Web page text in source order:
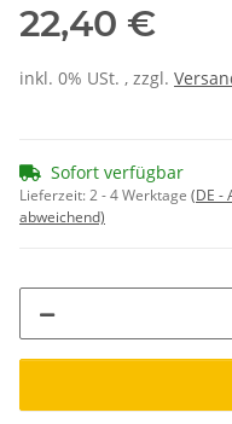
22,40 €
inkl. 0% USt. , zzgl.
Sofort verfügbar
Lieferzeit:2 - 4 Werktage (DE -
abweichend)